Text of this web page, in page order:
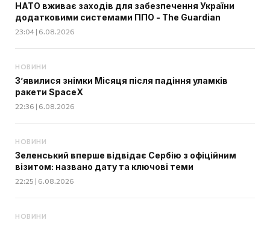
НАТО вживає заходів для забезпечення України
додатковими системами ППО - The Guardian
23:04 | 6.08.2026
НОВИНИ
З’явилися знімки Місяця після падіння уламків
ракети SpaceX
22:36 | 6.08.2026
НОВИНИ
Зеленський вперше відвідає Сербію з офіційним
візитом: названо дату та ключові теми
22:25 | 6.08.2026
НОВИНИ